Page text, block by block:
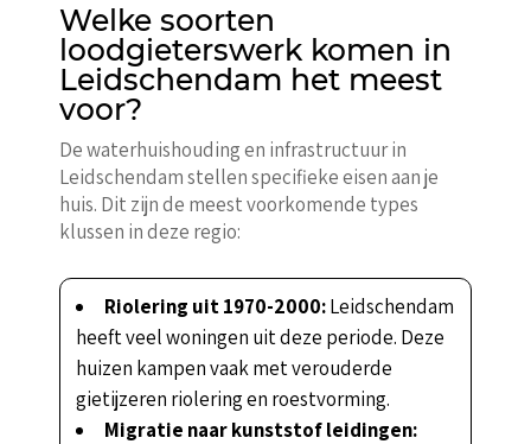
Welke soorten
loodgieterswerk komen in
Leidschendam het meest
voor?
De waterhuishouding en infrastructuur in
Leidschendam stellen specifieke eisen aan je
huis. Dit zijn de meest voorkomende types
klussen in deze regio:
Riolering uit 1970-2000:Leidschendam
heeft veel woningen uit deze periode. Deze
huizen kampen vaak met verouderde
gietijzeren riolering en roestvorming.
Migratie naar kunststof leidingen: